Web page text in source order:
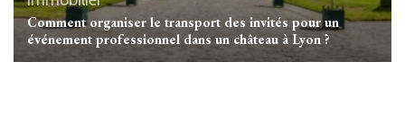
Comment organiser le transport des invités pour un
événement professionnel dans un château à Lyon ?